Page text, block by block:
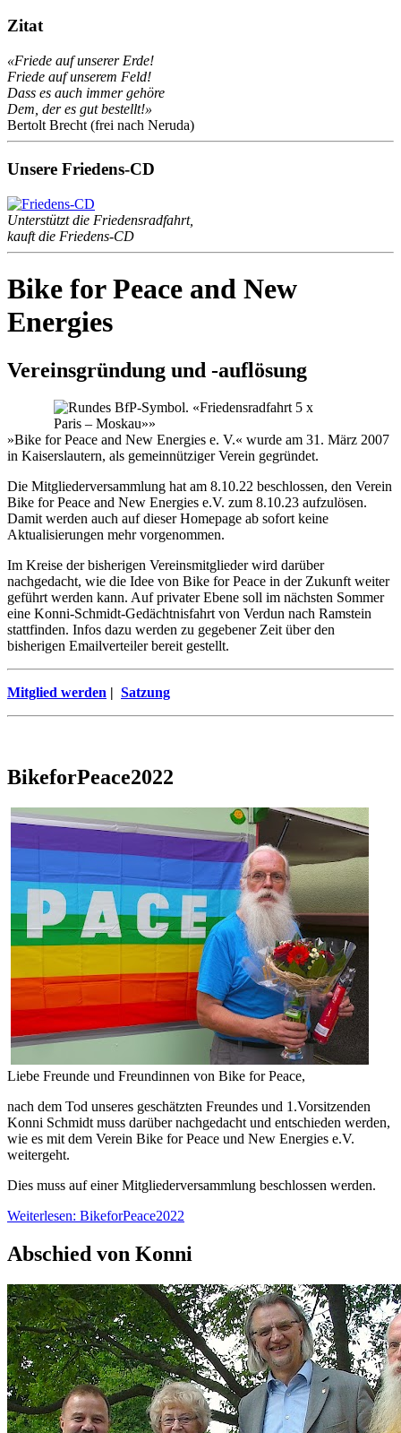
Zitat
«Friede auf unserer Erde!
Friede auf unserem Feld!
Dass es auch immer gehöre
Dem, der es gut bestellt!»
Bertolt Brecht (frei nach Neruda)
Unsere Friedens-CD
Unterstützt die Friedensradfahrt,
kauft die Friedens-CD
Bike for Peace and New
Energies
Vereinsgründung und -auflösung
»Bike for Peace and New Energies e. V.« wurde am 31. März 2007
in Kaiserslautern, als gemeinnütziger Verein gegründet.
Die Mitgliederversammlung hat am 8.10.22 beschlossen, den Verein
Bike for Peace and New Energies e.V. zum 8.10.23 aufzulösen.
Damit werden auch auf dieser Homepage ab sofort keine
Aktualisierungen mehr vorgenommen.
Im Kreise der bisherigen Vereinsmitglieder wird darüber
nachgedacht, wie die Idee von Bike for Peace in der Zukunft weiter
geführt werden kann. Auf privater Ebene soll im nächsten Sommer
eine Konni-Schmidt-Gedächtnisfahrt von Verdun nach Ramstein
stattfinden. Infos dazu werden zu gegebener Zeit über den
bisherigen Emailverteiler bereit gestellt.
Mitglied werden | Satzung
BikeforPeace2022
Liebe Freunde und Freundinnen von Bike for Peace,
nach dem Tod unseres geschätzten Freundes und 1.Vorsitzenden
Konni Schmidt muss darüber nachgedacht und entschieden werden,
wie es mit dem Verein Bike for Peace und New Energies e.V.
weitergeht.
Dies muss auf einer Mitgliederversammlung beschlossen werden.
Weiterlesen: BikeforPeace2022
Abschied von Konni